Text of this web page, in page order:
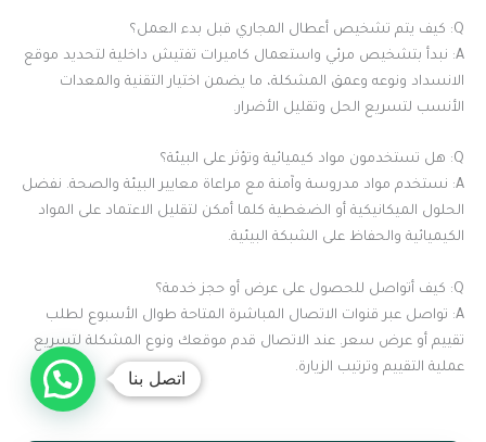
Q: كيف يتم تشخيص أعطال المجاري قبل بدء العمل؟
A: نبدأ بتشخيص مرئي واستعمال كاميرات تفتيش داخلية لتحديد موقع
الانسداد ونوعه وعمق المشكلة، ما يضمن اختيار التقنية والمعدات
الأنسب لتسريع الحل وتقليل الأضرار.
Q: هل تستخدمون مواد كيميائية وتؤثر على البيئة؟
A: نستخدم مواد مدروسة وآمنة مع مراعاة معايير البيئة والصحة. نفضل
الحلول الميكانيكية أو الضغطية كلما أمكن لتقليل الاعتماد على المواد
الكيميائية والحفاظ على الشبكة البيئية.
Q: كيف أتواصل للحصول على عرض أو حجز خدمة؟
A: تواصل عبر قنوات الاتصال المباشرة المتاحة طوال الأسبوع لطلب
تقييم أو عرض سعر. عند الاتصال قدم موقعك ونوع المشكلة لتسريع
عملية التقييم وترتيب الزيارة.
اتصل بنا